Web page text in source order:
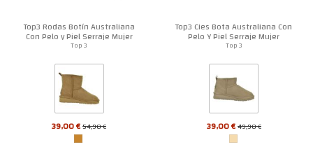
Top3 Rodas Botín Australiana
Con Pelo y Piel Serraje Mujer
Top 3
39,00 €54,90 €
Top3 Cies Bota Australiana Con
Pelo Y Piel Serraje Mujer
Top 3
39,00 €49,90 €